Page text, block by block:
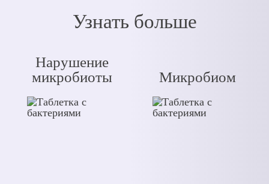
Узнать больше
Нарушение
микробиоты
Микробиом